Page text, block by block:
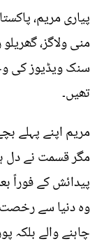
پیاری مریم،
منی ولاگز،
سنک ویڈیوز کی
تھیں۔
مریم اپنے پہلے
مگر قسمت نے دل
پیدائش کے فوراً
وہ دنیا سے
چاہنے والے بلکہ